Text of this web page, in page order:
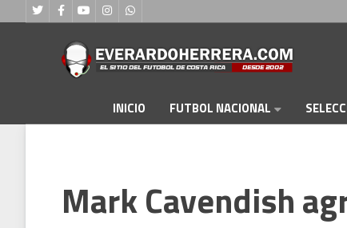
INICIO FUTBOL NACIONAL
Mark Cavendish